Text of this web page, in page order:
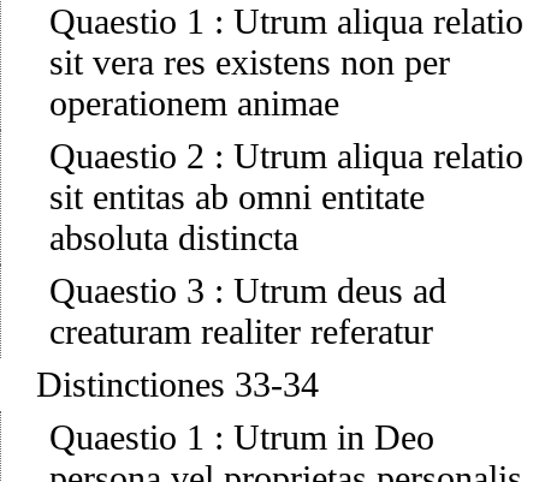
Quaestio 1 : Utrum aliqua relatio
sit vera res existens non per
operationem animae
Quaestio 2 : Utrum aliqua relatio
sit entitas ab omni entitate
absoluta distincta
Quaestio 3 : Utrum deus ad
creaturam realiter referatur
Distinctiones 33-34
Quaestio 1 : Utrum in Deo